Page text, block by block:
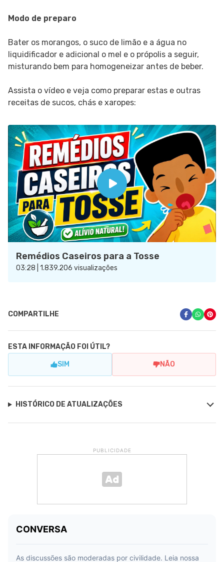
Modo de preparo
Bater os morangos, o suco de limão e a água no
liquidificador e adicional o mel e o própolis a seguir,
misturando bem para homogeneizar antes de beber.
Assista o vídeo e veja como preparar estas e outras
receitas de sucos, chás e xaropes:
Remédios Caseiros para a Tosse
03:28 | 1.839.206 visualizações
COMPARTILHE
ESTA INFORMAÇÃO FOI ÚTIL?
SIM NÃO
HISTÓRICO DE ATUALIZAÇÕES
PUBLICIDADE